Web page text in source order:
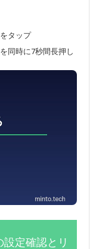
タップ
同時に7秒間長押し
定確認とリ